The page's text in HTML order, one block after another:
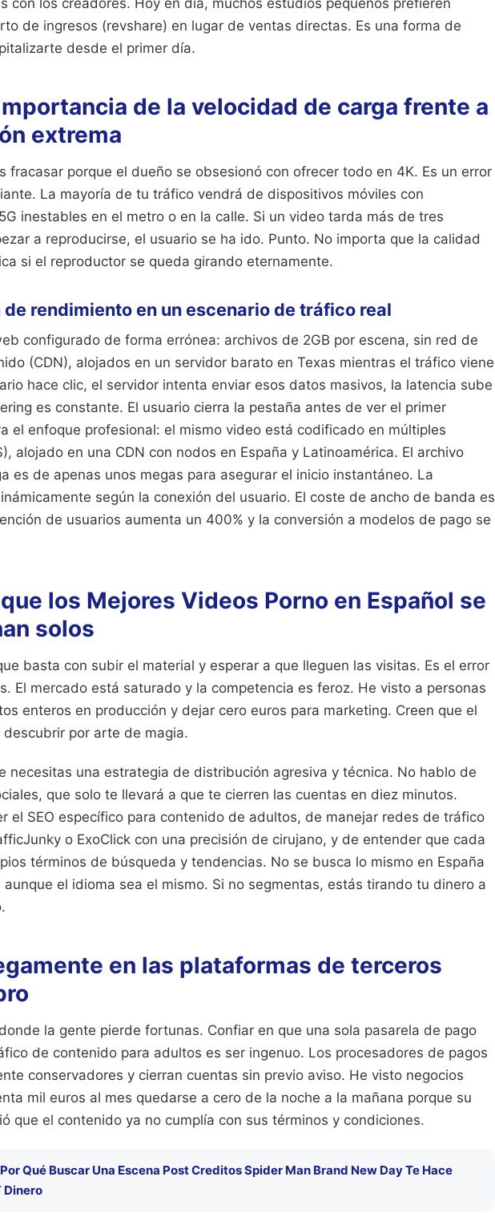
con los creadores. Hoy en día, muchos estudios pequeños prefieren
de ingresos (revshare) en lugar de ventas directas. Es una forma de
desde el primer día.
de la velocidad de carga frente a
extrema
fracasar porque el dueño se obsesionó con ofrecer todo en 4K. Es un error
La mayoría de tu tráfico vendrá de dispositivos móviles con
inestables en el metro o en la calle. Si un video tarda más de tres
a reproducirse, el usuario se ha ido. Punto. No importa que la calidad
si el reproductor se queda girando eternamente.
rendimiento en un escenario de tráfico real
configurado de forma errónea: archivos de 2GB por escena, sin red de
(CDN), alojados en un servidor barato en Texas mientras el tráfico viene
hace clic, el servidor intenta enviar esos datos masivos, la latencia sube
es constante. El usuario cierra la pestaña antes de ver el primer
el enfoque profesional: el mismo video está codificado en múltiples
alojado en una CDN con nodos en España y Latinoamérica. El archivo
es de apenas unos megas para asegurar el inicio instantáneo. La
según la conexión del usuario. El coste de ancho de banda es
de usuarios aumenta un 400% y la conversión a modelos de pago se
los Mejores Videos Porno en Español se
solos
basta con subir el material y esperar a que lleguen las visitas. Es el error
El mercado está saturado y la competencia es feroz. He visto a personas
enteros en producción y dejar cero euros para marketing. Creen que el
por arte de magia.
necesitas una estrategia de distribución agresiva y técnica. No hablo de
que solo te llevará a que te cierren las cuentas en diez minutos.
el SEO específico para contenido de adultos, de manejar redes de tráfico
o ExoClick con una precisión de cirujano, y de entender que cada
términos de búsqueda y tendencias. No se busca lo mismo en España
aunque el idioma sea el mismo. Si no segmentas, estás tirando tu dinero a
en las plataformas de terceros
la gente pierde fortunas. Confiar en que una sola pasarela de pago
de contenido para adultos es ser ingenuo. Los procesadores de pagos
conservadores y cierran cuentas sin previo aviso. He visto negocios
mil euros al mes quedarse a cero de la noche a la mañana porque su
que el contenido ya no cumplía con sus términos y condiciones.
Por Qué Buscar Una Escena Post Creditos Spider Man Brand New Day Te Hace
Dinero